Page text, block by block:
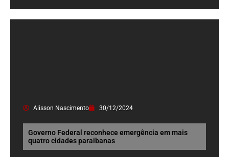
Alisson Nascimento 30/12/2024
Governo Federal reconhece emergência em mais
quatro cidades paraibanas